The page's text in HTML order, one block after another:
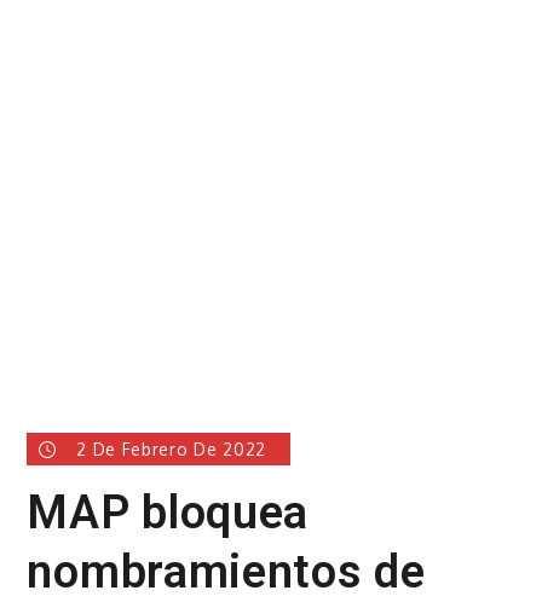
2 De Febrero De 2022
MAP bloquea
nombramientos de